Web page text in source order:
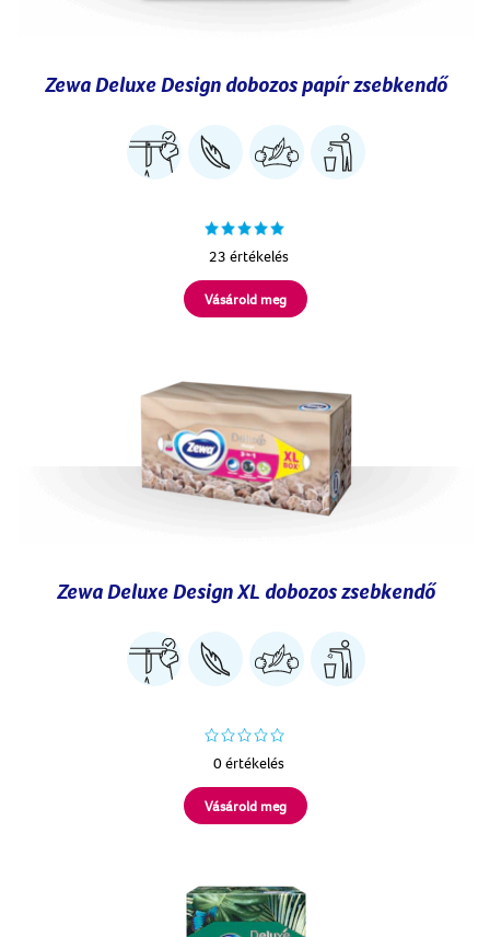
Zewa Deluxe Design dobozos papír zsebkendő
23 értékelés
Vásárold meg
Zewa Deluxe Design XL dobozos zsebkendő
0 értékelés
Vásárold meg